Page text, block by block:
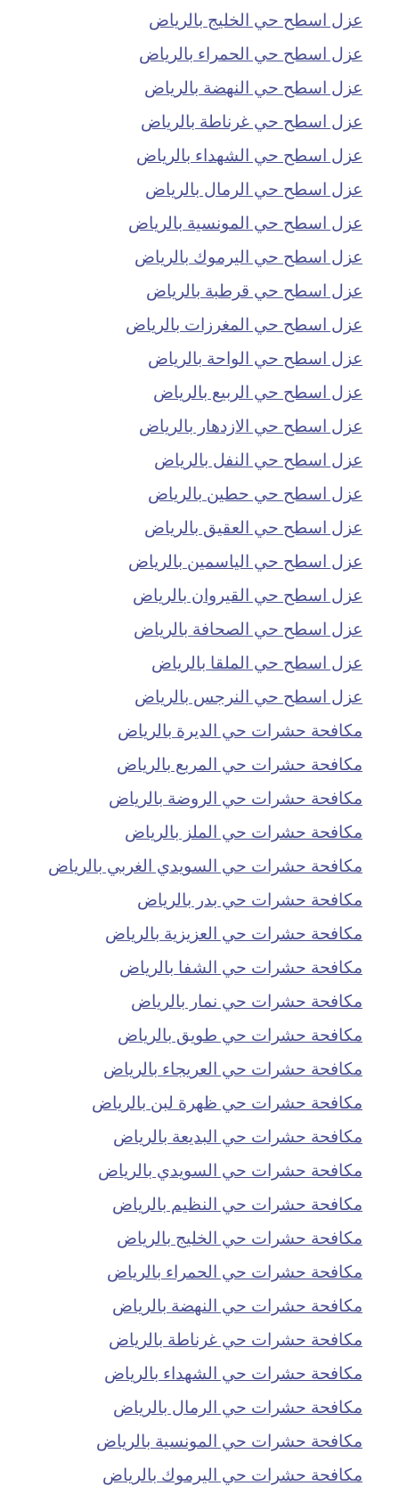
عزل اسطح حي الخليج بالرياض
عزل اسطح حي الحمراء بالرياض
عزل اسطح حي النهضة بالرياض
عزل اسطح حي غرناطة بالرياض
عزل اسطح حي الشهداء بالرياض
عزل اسطح حي الرمال بالرياض
عزل اسطح حي المونسية بالرياض
عزل اسطح حي اليرموك بالرياض
عزل اسطح حي قرطبة بالرياض
عزل اسطح حي المغرزات بالرياض
عزل اسطح حي الواحة بالرياض
عزل اسطح حي الربيع بالرياض
عزل اسطح حي الازدهار بالرياض
عزل اسطح حي النفل بالرياض
عزل اسطح حي حطين بالرياض
عزل اسطح حي العقيق بالرياض
عزل اسطح حي الياسمين بالرياض
عزل اسطح حي القيروان بالرياض
عزل اسطح حي الصحافة بالرياض
عزل اسطح حي الملقا بالرياض
عزل اسطح حي النرجس بالرياض
مكافحة حشرات حي الديرة بالرياض
مكافحة حشرات حي المربع بالرياض
مكافحة حشرات حي الروضة بالرياض
مكافحة حشرات حي الملز بالرياض
مكافحة حشرات حي السويدي الغربي بالرياض
مكافحة حشرات حي بدر بالرياض
مكافحة حشرات حي العزيزية بالرياض
مكافحة حشرات حي الشفا بالرياض
مكافحة حشرات حي نمار بالرياض
مكافحة حشرات حي طويق بالرياض
مكافحة حشرات حي العريجاء بالرياض
مكافحة حشرات حي ظهرة لبن بالرياض
مكافحة حشرات حي البديعة بالرياض
مكافحة حشرات حي السويدي بالرياض
مكافحة حشرات حي النظيم بالرياض
مكافحة حشرات حي الخليج بالرياض
مكافحة حشرات حي الحمراء بالرياض
مكافحة حشرات حي النهضة بالرياض
مكافحة حشرات حي غرناطة بالرياض
مكافحة حشرات حي الشهداء بالرياض
مكافحة حشرات حي الرمال بالرياض
مكافحة حشرات حي المونسية بالرياض
مكافحة حشرات حي اليرموك بالرياض